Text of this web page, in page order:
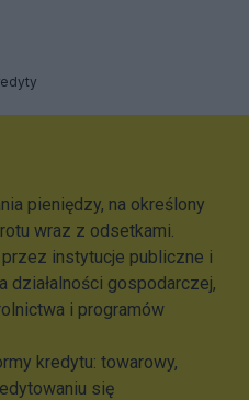
pieniędzy, na określony
wraz z odsetkami.
instytucje publiczne i
działalności gospodarczej,
i programów
kredytu: towarowy,
się